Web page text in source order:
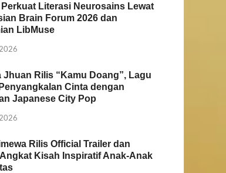
Perkuat Literasi Neurosains Lewat
Brain Forum 2026 dan
LibMuse
Jhuan Rilis “Kamu Doang”, Lagu
Cinta dengan
Japanese City Pop
Rilis Official Trailer dan
Angkat Kisah Inspiratif Anak-Anak